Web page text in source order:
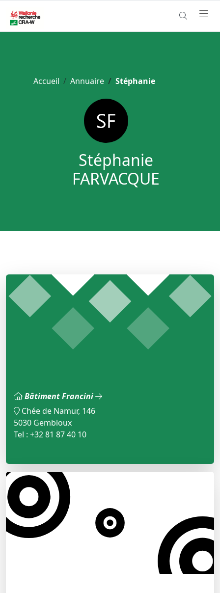
Accueil Annuaire Stéphanie
Stéphanie
FARVACQUE
Bâtiment Francini
Chée de Namur, 146
5030 Gembloux
Tel : +32 81 87 40 10